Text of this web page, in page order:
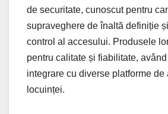
de securitate, cunoscut pentru
supraveghere de înaltă definiție
control al accesului. Produsele
pentru calitate și fiabilitate,
integrare cu diverse platforme de
locuinței.